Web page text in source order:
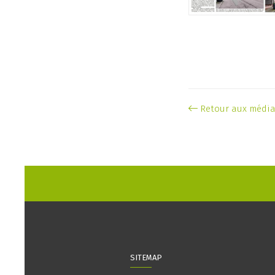
Retour aux
SITEMAP